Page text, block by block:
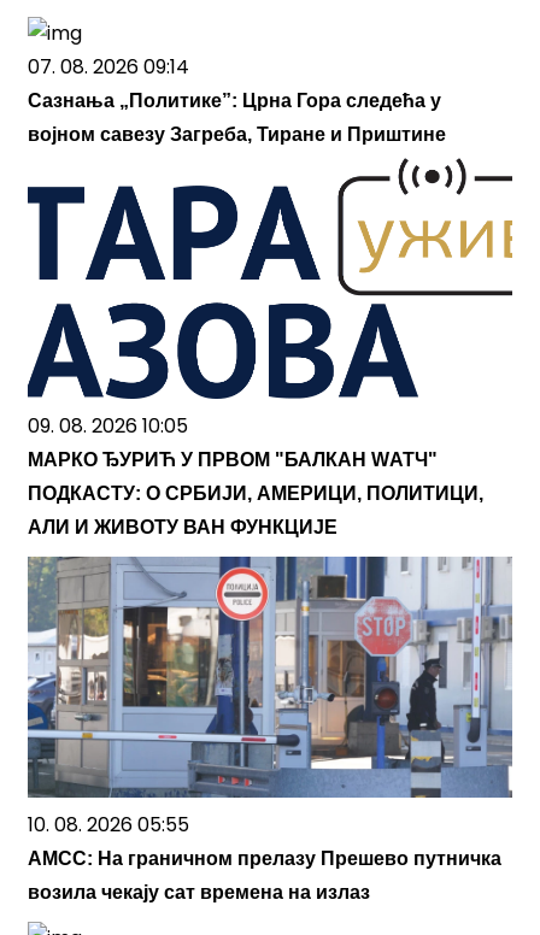
07. 08. 2026 09:14
Сазнања „Политике”: Црна Гора следећа у
војном савезу Загреба, Тиране и Приштине
09. 08. 2026 10:05
МАРКО ЂУРИЋ У ПРВОМ "БАЛКАН WАТЧ"
ПОДКАСТУ: О СРБИЈИ, АМЕРИЦИ, ПОЛИТИЦИ,
АЛИ И ЖИВОТУ ВАН ФУНКЦИЈЕ
10. 08. 2026 05:55
АМСС: На граничном прелазу Прешево путничка
возила чекају сат времена на излаз